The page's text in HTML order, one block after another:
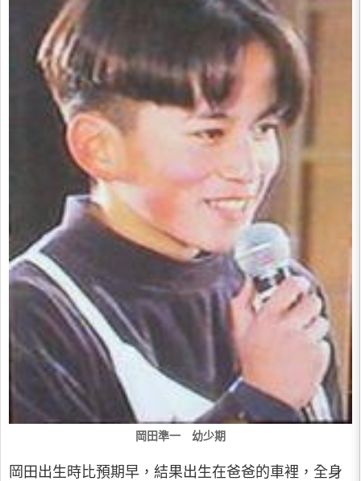
岡田準一 幼少期
岡田出生時比預期早，結果出生在爸爸的車裡，全身